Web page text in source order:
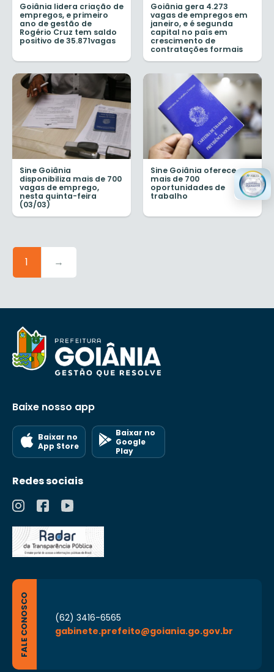
Goiânia lidera criação de
empregos, e primeiro
ano de gestão de
Rogério Cruz tem saldo
positivo de 35.871vagas
Goiânia gera 4.273
vagas de empregos em
janeiro, e é segunda
capital no país em
crescimento de
contratações formais
Sine Goiânia
disponibiliza mais de 700
vagas de emprego,
nesta quinta-feira
(03/03)
Sine Goiânia oferece
mais de 700
oportunidades de
trabalho
1 →
Baixe nosso app
Baixar no
App Store
Baixar no
Google
Play
Redes sociais
FALE CONOSCO
(62) 3416-6565
gabinete.prefeito@goiania.go.gov.br